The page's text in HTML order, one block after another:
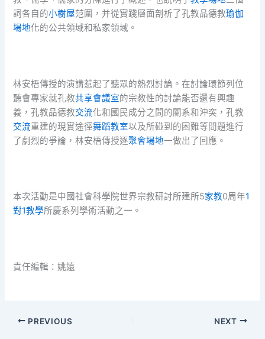
詞各自的小樹屋范圍，并從實踐層面剖析了孔教品德教瑜伽
場地化的公共領域和私家領域。
林安梧傳授的演講惹起了聽眾的熱烈討論。在討論環節列位
聽會專家就孔教共享會議室的宗教性的討論能否還有興趣
義，孔教品德教交流化和國民成分之間的關系和沖突，孔教
交流重建的現實途徑舞蹈教室以及所碰到的困難等問題進行
了劇烈的爭論，林安梧傳授逐聚會場地一做出了回應。
本次活動是中國社會科學院世界宗教研討所建所5家教0周年1
對1教學所慶系列學術活動之一。
責任編輯：姚遠
PREVIOUS NEXT